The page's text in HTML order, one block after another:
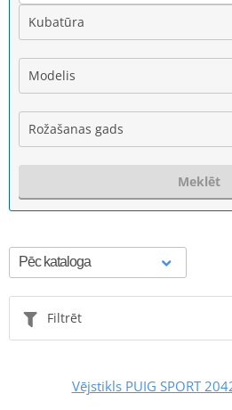
Kubatūra
Modelis
Rožašanas gads
Meklēt
Filtrēt
Vējstikls PUIG SPORT